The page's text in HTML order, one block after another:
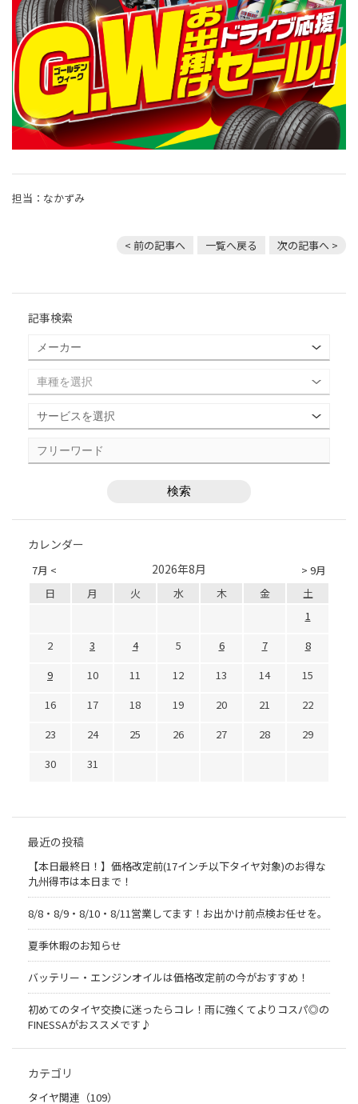
担当：なかずみ
< 前の記事へ 一覧へ戻る 次の記事へ >
記事検索
カレンダー
7月 < > 9月
2026年8月
日 月 火 水 木 金
土
1
2
3 4 5 6 7
8
9
10 11 12 13 14
15
16
17 18 19 20 21
22
23
24 25 26 27 28
29
30
31
最近の投稿
【本日最終日！】価格改定前(17インチ以下タイヤ対象)のお得な
九州得市は本日まで！
8/8・8/9・8/10・8/11営業してます！お出かけ前点検お任せを。
夏季休暇のお知らせ
バッテリー・エンジンオイルは価格改定前の今がおすすめ！
初めてのタイヤ交換に迷ったらコレ！雨に強くてよりコスパ◎の
FINESSAがおススメです♪
カテゴリ
タイヤ関連（109）